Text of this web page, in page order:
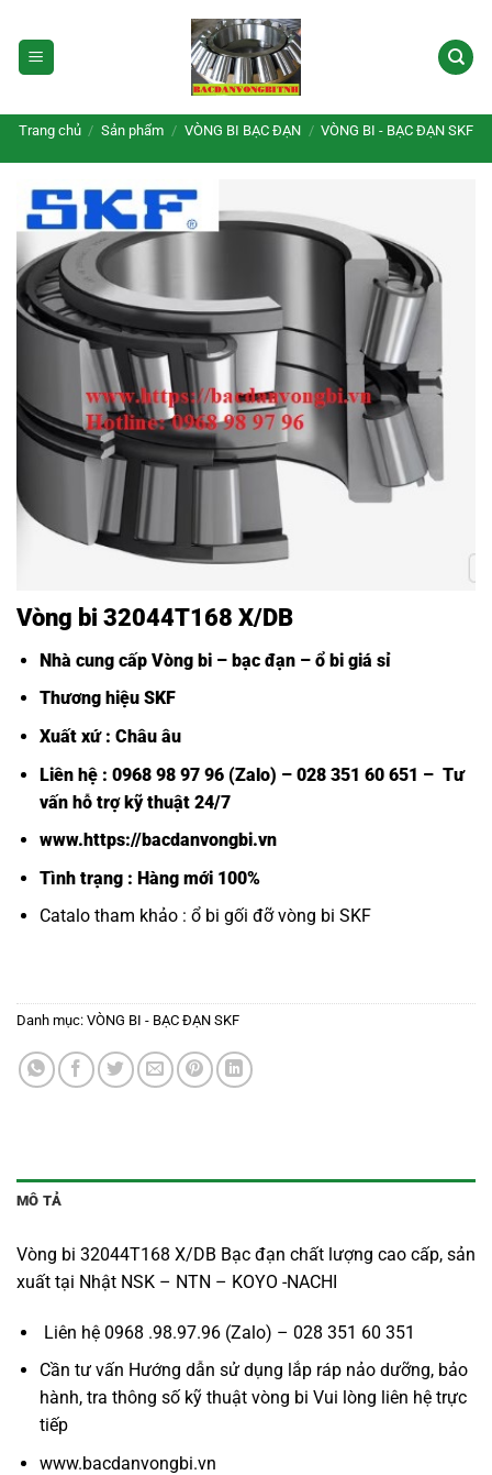
qua
nội
Trang chủ / Sản phẩm / VÒNG BI BẠC ĐẠN / VÒNG BI - BẠC ĐẠN SKF
Vòng bi 32044T168 X/DB
Nhà cung cấp Vòng bi – bạc đạn – ổ bi giá sỉ
Thương hiệu SKF
Xuất xứ : Châu âu
Liên hệ : 0968 98 97 96 (Zalo) – 028 351 60 651 – Tư
vấn hỗ trợ kỹ thuật 24/7
www.https://bacdanvongbi.vn
Tình trạng : Hàng mới 100%
Catalo tham khảo : ổ bi gối đỡ vòng bi SKF
Danh mục: VÒNG BI - BẠC ĐẠN SKF
MÔ TẢ
Vòng bi 32044T168 X/DB Bạc đạn chất lượng cao cấp, sản
xuất tại Nhật NSK – NTN – KOYO -NACHI
Liên hệ 0968 .98.97.96 (Zalo) – 028 351 60 351
Cần tư vấn Hướng dẫn sử dụng lắp ráp nảo dưỡng, bảo
hành, tra thông số kỹ thuật vòng bi Vui lòng liên hệ trực
tiếp
www.bacdanvongbi.vn